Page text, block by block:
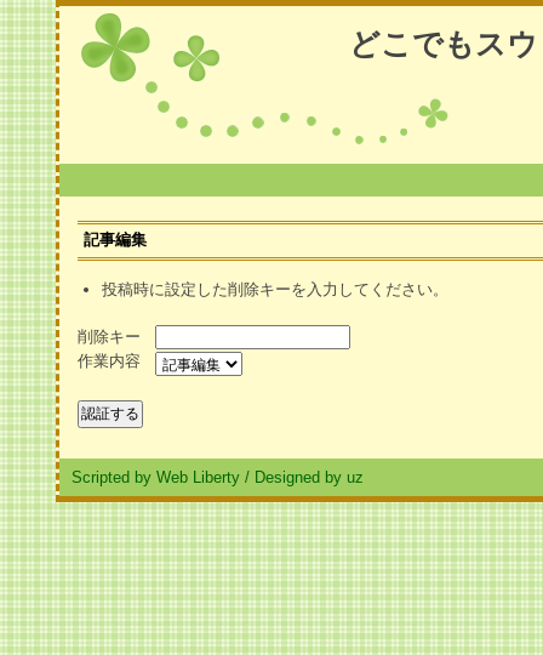
どこでもス
記事編集
投稿時に設定した削除キーを入力してください。
削除キー
作業内容
Scripted by Web Liberty / Designed by uz